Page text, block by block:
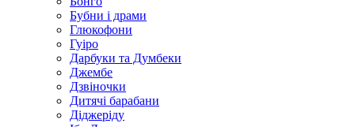
Бубни і драми
Глюкофони
Гуіро
Дарбуки та Думбеки
Джембе
Дзвіночки
Дитячі барабани
Діджеріду